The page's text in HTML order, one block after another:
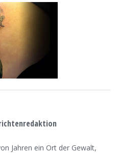
Jahren ein Ort der Gewalt,